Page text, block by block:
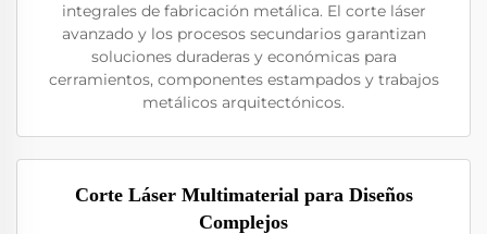
integrales de fabricación metálica. El corte láser
avanzado y los procesos secundarios garantizan
soluciones duraderas y económicas para
cerramientos, componentes estampados y trabajos
metálicos arquitectónicos.
Corte Láser Multimaterial para Diseños
Complejos